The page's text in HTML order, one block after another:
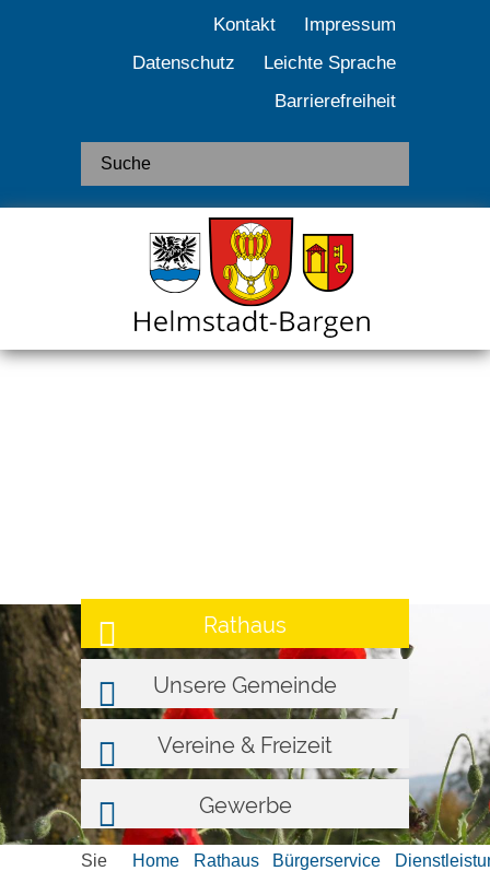
Kontakt
Impressum
Datenschutz
Leichte Sprache
Barrierefreiheit
Rathaus
Unsere Gemeinde
Vereine & Freizeit
Gewerbe
Sie
Home Rathaus Bürgerservice